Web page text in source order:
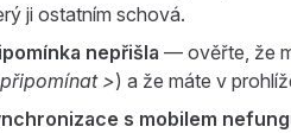
ji ostatním schová.
nepřišla — ověřte, že
>) a že máte v
s mobilem